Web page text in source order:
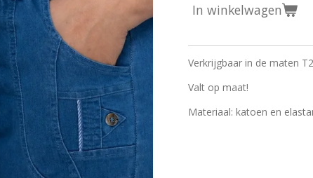
In winkelwagen
Verkrijgbaar in de maten
Valt op maat!
Materiaal: katoen en